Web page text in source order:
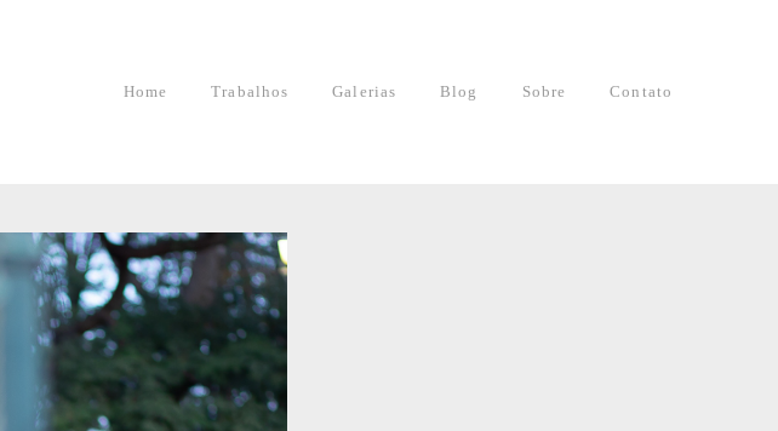
Home Trabalhos Galerias Blog Sobre Contato